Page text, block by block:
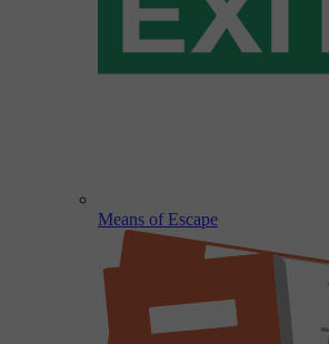
Means of Escape